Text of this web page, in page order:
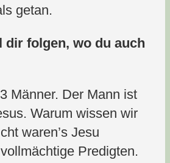
getan.
dir folgen, wo du auch
Männer. Der Mann ist
Warum wissen wir
waren’s Jesu
Predigten.